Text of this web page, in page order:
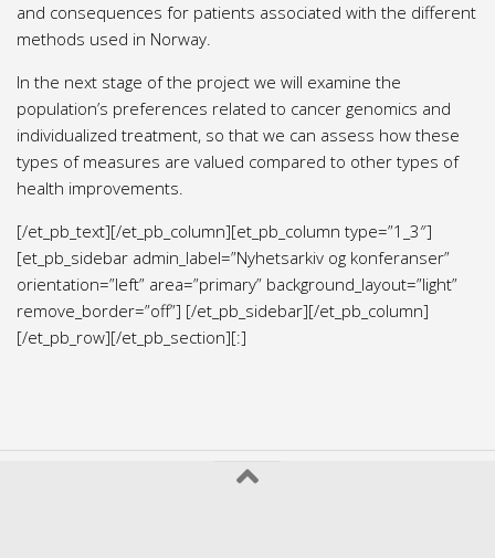
and consequences for patients associated with the different
methods used in Norway.
In the next stage of the project we will examine the
population’s preferences related to cancer genomics and
individualized treatment, so that we can assess how these
types of measures are valued compared to other types of
health improvements.
[/et_pb_text][/et_pb_column][et_pb_column type=”1_3″]
[et_pb_sidebar admin_label=”Nyhetsarkiv og konferanser”
orientation=”left” area=”primary” background_layout=”light”
remove_border=”off”] [/et_pb_sidebar][/et_pb_column]
[/et_pb_row][/et_pb_section][:]